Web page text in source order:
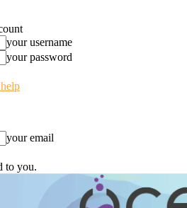
your username
your password
your email
to you.